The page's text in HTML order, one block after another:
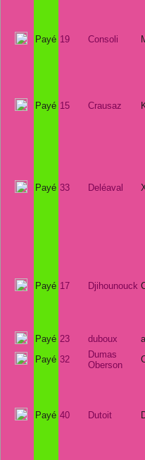
Payé 19 Consoli
Payé 15 Crausaz
Payé 33 Deléaval
Payé 17 Djihounouck
Payé 23 duboux
Payé 32
Dumas
Oberson
Payé 40 Dutoit